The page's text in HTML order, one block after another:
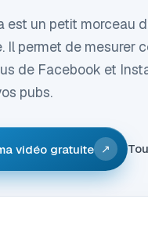
est un petit morceau
Il permet de mesurer
de Facebook et
pubs.
vidéo gratuite ↗